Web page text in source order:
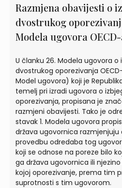
Razmjena obavijesti o
dvostrukog
Modela ugovora
U članku 26. Modela ugovora o
dvostrukog oporezivanja
Model ugovora) koji je
temelj pri izradi ugovora o
oporezivanja, propisana je
razmjeni obavijesti. Tako je
stavak 1. Modela ugovora
država ugovornica
provedbu odredaba tog
koji se odnose na poreze bilo
ga država ugovornica ili
kojoj oporezivanje, prema tim
suprotnosti s tim ugovorom.